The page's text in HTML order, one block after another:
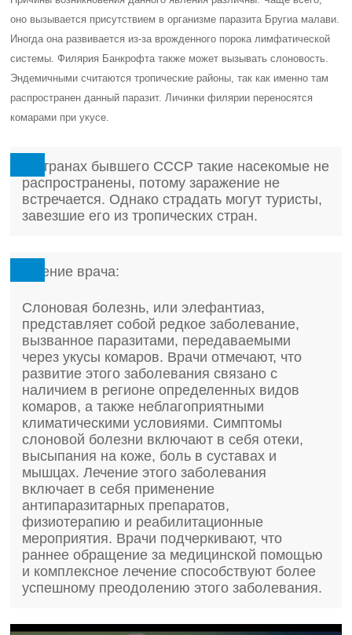
оно вызывается присутствием в организме паразита Бругиа малави.
Иногда она развивается из-за врожденного порока лимфатической
системы. Филярия Банкрофта также может вызывать слоновость.
Эндемичными считаются тропические районы, так как именно там
распространен данный паразит. Личинки филярии переносятся
комарами при укусе.
В странах бывшего СССР такие насекомые не
распространены, потому заражение не
встречается. Однако страдать могут туристы,
завезшие его из тропических стран.
Мнение врача:
Слоновая болезнь, или элефантиаз,
представляет собой редкое заболевание,
вызванное паразитами, передаваемыми
через укусы комаров. Врачи отмечают, что
развитие этого заболевания связано с
наличием в регионе определенных видов
комаров, а также неблагоприятными
климатическими условиями. Симптомы
слоновой болезни включают в себя отеки,
высыпания на коже, боль в суставах и
мышцах. Лечение этого заболевания
включает в себя применение
антипаразитарных препаратов,
физиотерапию и реабилитационные
мероприятия. Врачи подчеркивают, что
раннее обращение за медицинской помощью
и комплексное лечение способствуют более
успешному преодолению этого заболевания.